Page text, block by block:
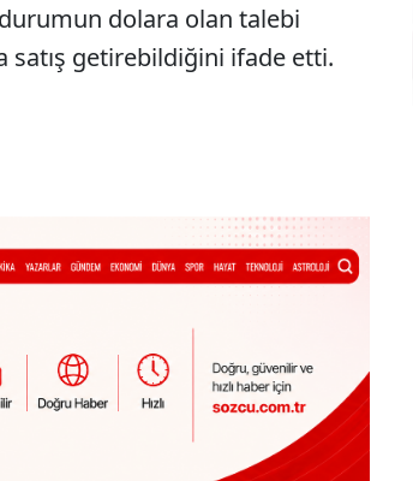
dolara olan talebi
satış getirebildiğini ifade etti.